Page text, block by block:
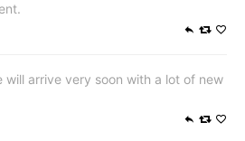
arrive very soon with a lot of new